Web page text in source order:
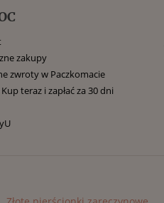
zakupy
zwroty w Paczkomacie
teraz i zapłać za 30 dni